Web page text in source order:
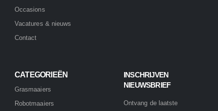
Occasions
Vacatures & nieuws
Contact
CATEGORIEËN
Grasmaaiers
Robotmaaiers
INSCHRIJVEN
NIEUWSBRIEF
Ontvang de laatste